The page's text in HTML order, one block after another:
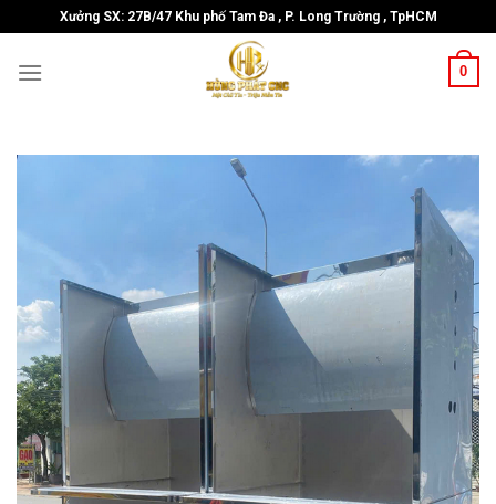
to
content
Xưởng SX: 27B/47 Khu phố Tam Đa , P. Long Trường , TpHCM
0